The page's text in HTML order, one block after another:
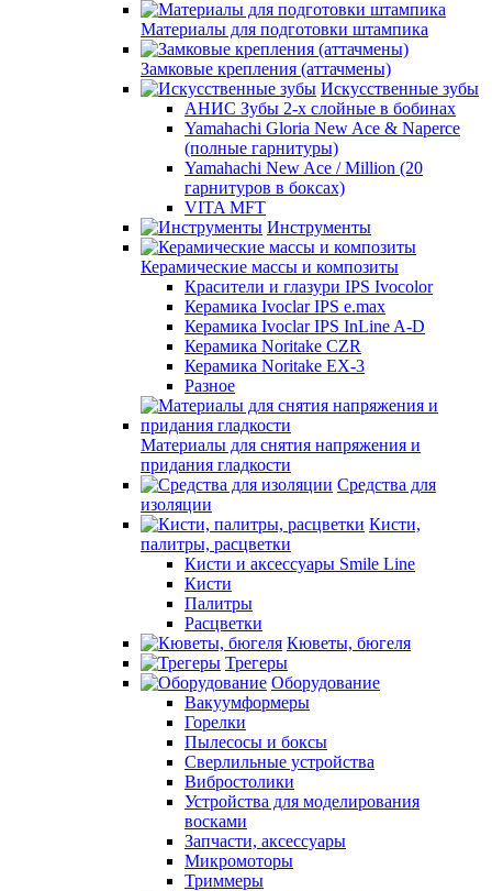
Материалы для подготовки штампика
Замковые крепления (аттачмены)
Искусственные зубы
АНИС Зубы 2-х слойные в бобинах
Yamahachi Gloria New Ace & Naperce
(полные гарнитуры)
Yamahachi New Ace / Million (20
гарнитуров в боксах)
VITA MFT
Инструменты
Керамические массы и композиты
Красители и глазури IPS Ivocolor
Керамика Ivoclar IPS e.max
Керамика Ivoclar IPS InLine A-D
Керамика Noritake CZR
Керамика Noritake EX-3
Разное
Материалы для снятия напряжения и
придания гладкости
Средства для
изоляции
Кисти,
палитры, расцветки
Кисти и аксессуары Smile Line
Кисти
Палитры
Расцветки
Кюветы, бюгеля
Трегеры
Оборудование
Вакуумформеры
Горелки
Пылесосы и боксы
Сверлильные устройства
Вибростолики
Устройства для моделирования
восками
Запчасти, аксессуары
Микромоторы
Триммеры